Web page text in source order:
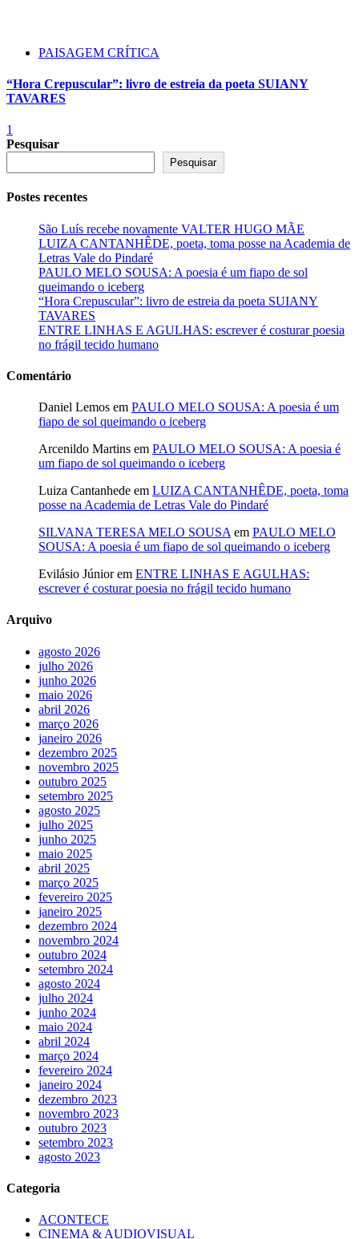
PAISAGEM CRÍTICA
“Hora Crepuscular”: livro de estreia da poeta SUIANY
TAVARES
1
Pesquisar
Pesquisar
Postes recentes
São Luís recebe novamente VALTER HUGO MÃE
LUIZA CANTANHÊDE, poeta, toma posse na Academia de
Letras Vale do Pindaré
PAULO MELO SOUSA: A poesia é um fiapo de sol
queimando o iceberg
“Hora Crepuscular”: livro de estreia da poeta SUIANY
TAVARES
ENTRE LINHAS E AGULHAS: escrever é costurar poesia
no frágil tecido humano
Comentário
Daniel Lemos em PAULO MELO SOUSA: A poesia é um
fiapo de sol queimando o iceberg
Arcenildo Martins em PAULO MELO SOUSA: A poesia é
um fiapo de sol queimando o iceberg
Luiza Cantanhede em LUIZA CANTANHÊDE, poeta, toma
posse na Academia de Letras Vale do Pindaré
SILVANA TERESA MELO SOUSA em PAULO MELO
SOUSA: A poesia é um fiapo de sol queimando o iceberg
Evilásio Júniorem ENTRE LINHAS E AGULHAS:
escrever é costurar poesia no frágil tecido humano
Arquivo
agosto 2026
julho 2026
junho 2026
maio 2026
abril 2026
março 2026
janeiro 2026
dezembro 2025
novembro 2025
outubro 2025
setembro 2025
agosto 2025
julho 2025
junho 2025
maio 2025
abril 2025
março 2025
fevereiro 2025
janeiro 2025
dezembro 2024
novembro 2024
outubro 2024
setembro 2024
agosto 2024
julho 2024
junho 2024
maio 2024
abril 2024
março 2024
fevereiro 2024
janeiro 2024
dezembro 2023
novembro 2023
outubro 2023
setembro 2023
agosto 2023
Categoria
ACONTECE
CINEMA & AUDIOVISUAL